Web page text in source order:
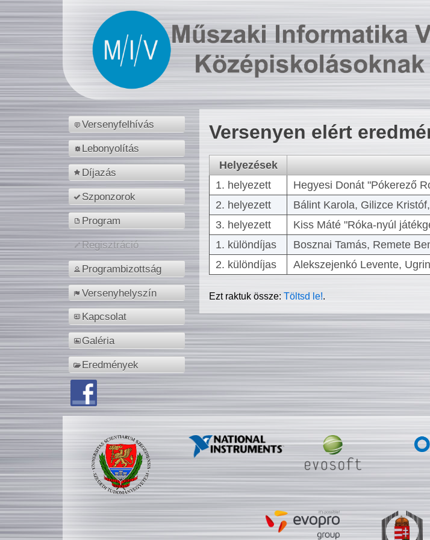
Versenyfelhívás
Lebonyolítás
Díjazás
Szponzorok
Program
Regisztráció
Programbizottság
Versenyhelyszín
Kapcsolat
Galéria
Eredmények
Versenyen elért
Helyezések
1. helyezett
Hegyesi Donát "Pókerező
2. helyezett
Bálint Karola, Gilizce
3. helyezett
Kiss Máté "Róka-nyúl
1. különdíjas
Bosznai Tamás, Remete
2. különdíjas
Alekszejenkó Levente,
Ezt raktuk össze:Töltsd le!.